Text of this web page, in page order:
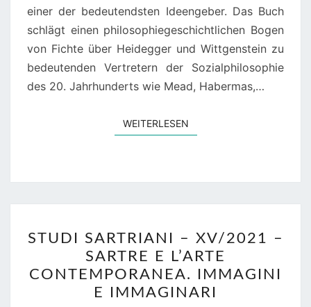
einer der bedeutendsten Ideengeber. Das Buch
schlägt einen philosophiegeschichtlichen Bogen
von Fichte über Heidegger und Wittgenstein zu
bedeutenden Vertretern der Sozialphilosophie
des 20. Jahrhunderts wie Mead, Habermas,…
WEITERLESENWEITERLESEN
SARTRIANI
–
XV/2021
–
STUDI SARTRIANI – XV/2021 –
SARTRE E L’ARTE
CONTEMPORANEA. IMMAGINI
E IMMAGINARI